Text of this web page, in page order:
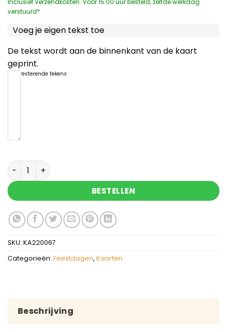
verstuurd*
Voeg je eigen tekst toe
De tekst wordt aan de binnenkant van de kaart
geprint.
resterende tekens
Merry Christmas Happy New Year aantal
BESTELLEN
SKU: KA220067
Categorieën: Feestdagen, Kaarten
Beschrijving